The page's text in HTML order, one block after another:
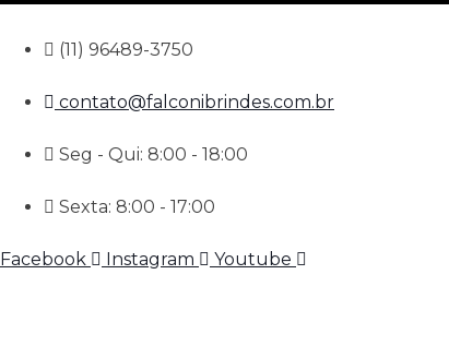
(11) 96489-3750
contato@falconibrindes.com.br
Seg - Qui: 8:00 - 18:00
Sexta: 8:00 - 17:00
Facebook Instagram Youtube